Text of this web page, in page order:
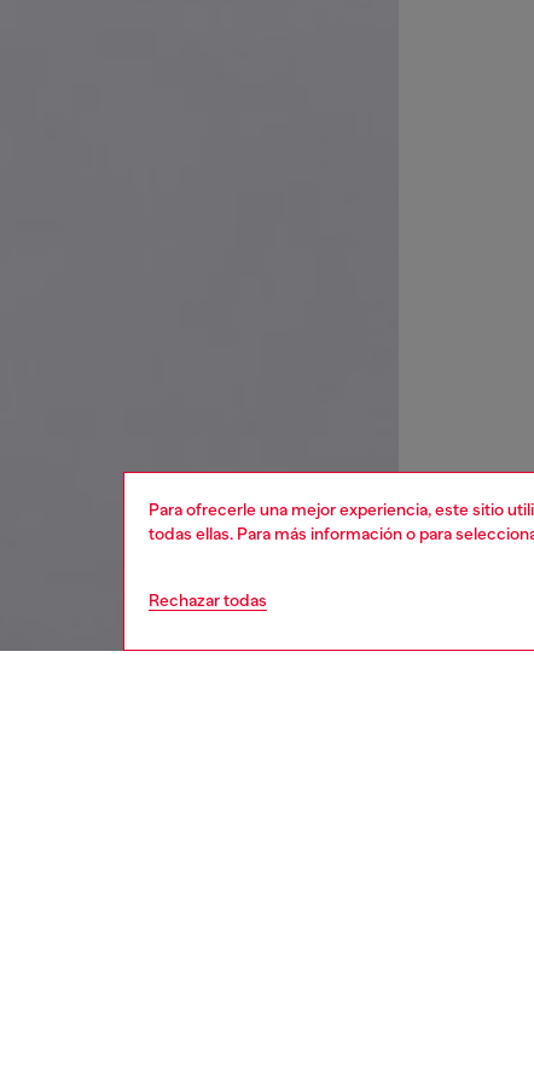
Para ofrecerle una mejor experiencia, este sitio
todas ellas. Para más información o para
Rechazar todas